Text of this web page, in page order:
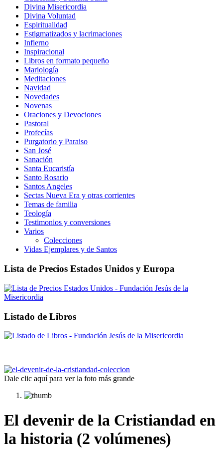
Divina Misericordia
Divina Voluntad
Espiritualidad
Estigmatizados y lacrimaciones
Infierno
Inspiracional
Libros en formato pequeño
Mariología
Meditaciones
Navidad
Novedades
Novenas
Oraciones y Devociones
Pastoral
Profecías
Purgatorio y Paraiso
San José
Sanación
Santa Eucaristía
Santo Rosario
Santos Angeles
Sectas Nueva Era y otras corrientes
Temas de familia
Teología
Testimonios y conversiones
Varios
Colecciones
Vidas Ejemplares y de Santos
Lista de Precios Estados Unidos y Europa
Listado de Libros
Dale clic aquí para ver la foto más grande
El devenir de la Cristiandad en
la historia (2 volúmenes)